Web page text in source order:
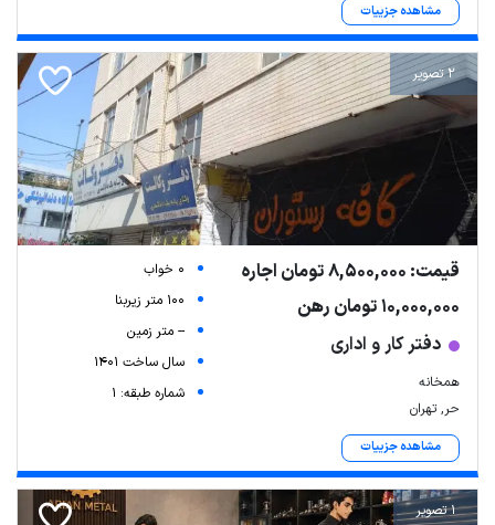
مشاهده جزییات
2 تصویر
قیمت: 8,500,000 تومان اجاره
10,000,000 تومان رهن
دفتر کار و اداری
همخانه
حر, تهران
مشاهده جزییات
0 خواب
100 متر زیربنا
-- متر زمین
سال ساخت 1401
شماره طبقه: 1
1 تصویر